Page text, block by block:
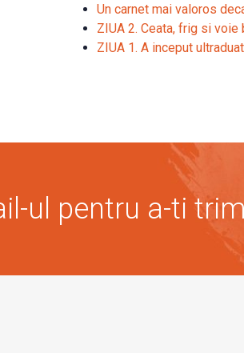
Un carnet mai valoros
ZIUA 2. Ceata, frig si voie
ZIUA 1. A inceput
ul pentru a-ti